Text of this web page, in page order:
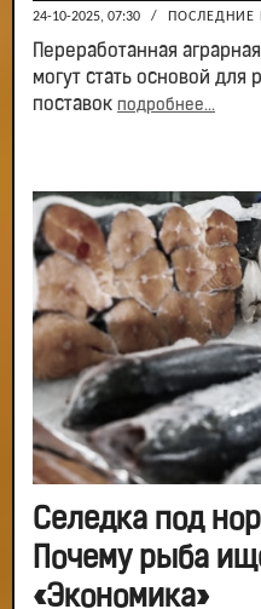
24-10-2025, 07:30 / ПОСЛЕДНИЕ
Переработанная
могут стать основой для
поставок подробнее...
Селедка под
Почему рыба
«Экономика»